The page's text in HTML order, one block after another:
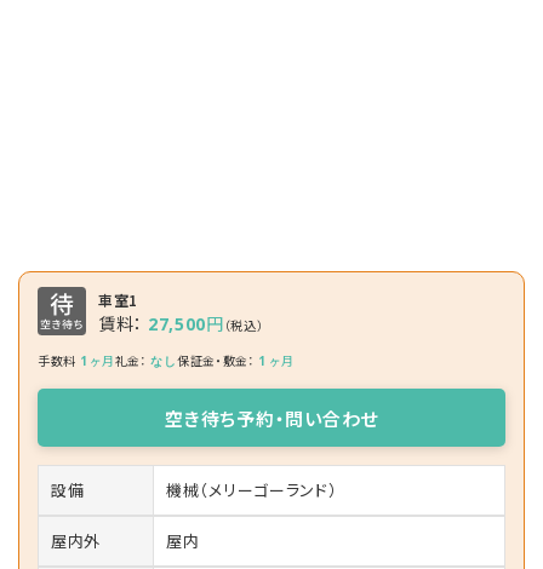
車室1
賃料： 27,500円 （税込）
手数料 1 ヶ月礼金：なし保証金・敷金： 1 ヶ月
空き待ち予約・問い合わせ
設備 機械（メリーゴーランド）
屋内外 屋内